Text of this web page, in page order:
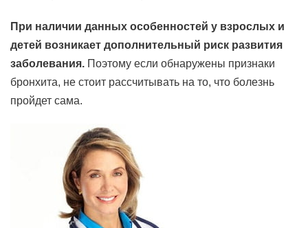
При наличии данных особенностей у взрослых и
детей возникает дополнительный риск развития
заболевания. Поэтому если обнаружены признаки
бронхита, не стоит рассчитывать на то, что болезнь
пройдет сама.